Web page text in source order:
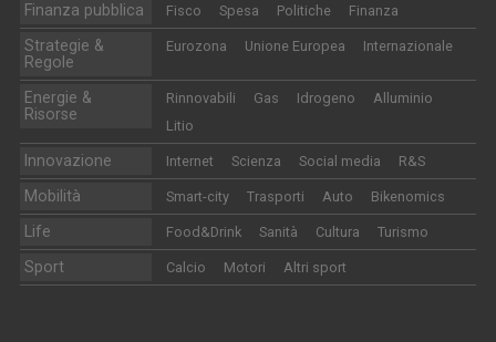
Finanza pubblica Fisco Spesa Politiche Finanza
Strategie &
Regole
Eurozona Unione Europea Internazionale
Energie &
Risorse
Rinnovabili Gas Idrogeno
Alluminio
Litio
Innovazione Internet Scienza Social media R&S
Mobilità Smart-city Trasporti Auto Bikenomics
Life Food&Drink Sanità Cultura Turismo
Sport Calcio Motori Altri sport